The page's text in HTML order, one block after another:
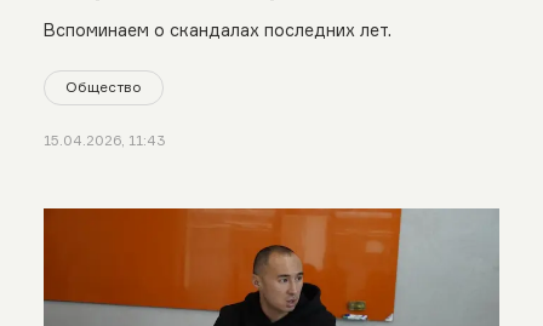
Вспоминаем о скандалах последних лет.
Общество
15.04.2026, 11:43